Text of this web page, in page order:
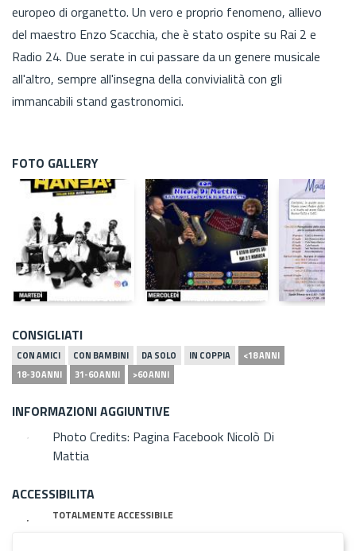
europeo di organetto. Un vero e proprio fenomeno, allievo
del maestro Enzo Scacchia, che è stato ospite su Rai 2 e
Radio 24. Due serate in cui passare da un genere musicale
all'altro, sempre all'insegna della convivialità con gli
immancabili stand gastronomici.
FOTO GALLERY
CONSIGLIATI
CON AMICI CON BAMBINI DA SOLO IN COPPIA
<18 ANNI
18-30 ANNI
31-60 ANNI >60 ANNI
INFORMAZIONI AGGIUNTIVE
Photo Credits: Pagina Facebook Nicolò Di
Mattia
ACCESSIBILITA
TOTALMENTE ACCESSIBILE